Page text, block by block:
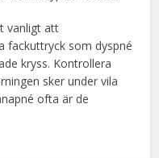
vanligt att
fackuttryck som dyspné
kryss. Kontrollera
sker under vila
ofta är de